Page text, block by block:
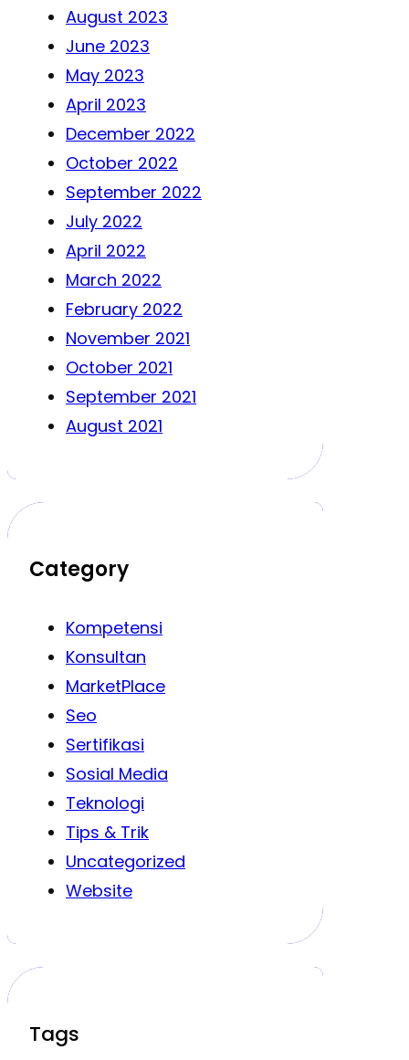
August 2023
June 2023
May 2023
April 2023
December 2022
October 2022
September 2022
July 2022
April 2022
March 2022
February 2022
November 2021
October 2021
September 2021
August 2021
Category
Kompetensi
Konsultan
MarketPlace
Seo
Sertifikasi
Sosial Media
Teknologi
Tips & Trik
Uncategorized
Website
Tags